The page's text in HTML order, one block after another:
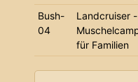
Bush-
04
Landcruiser -
für Familien